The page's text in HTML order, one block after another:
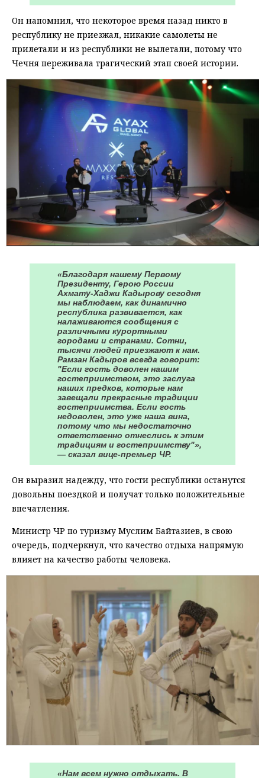
Он напомнил, что некоторое время назад никто в
республику не приезжал, никакие самолеты не
прилетали и из республики не вылетали, потому что
Чечня переживала трагический этап своей истории.
«Благодаря нашему Первому
Президенту, Герою России
Ахмату-Хаджи Кадырову сегодня
мы наблюдаем, как динамично
республика развивается, как
налаживаются сообщения с
различными курортными
городами и странами. Сотни,
тысячи людей приезжают к нам.
Рамзан Кадыров всегда говорит:
"Если гость доволен нашим
гостеприимством, это заслуга
наших предков, которые нам
завещали прекрасные традиции
гостеприимства. Если гость
недоволен, это уже наша вина,
потому что мы недостаточно
ответственно отнеслись к этим
традициям и гостеприимству"»,
— сказал вице-премьер ЧР.
Он выразил надежду, что гости республики останутся
довольны поездкой и получат только положительные
впечатления.
Министр ЧР по туризму Муслим Байтазиев, в свою
очередь, подчеркнул, что качество отдыха напрямую
влияет на качество работы человека.
«Нам всем нужно отдыхать. В